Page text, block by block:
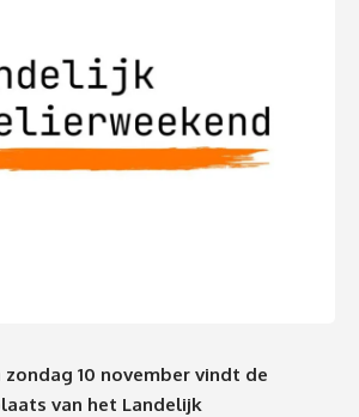
10 november vindt de
van het Landelijk